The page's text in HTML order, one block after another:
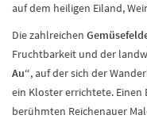
auf dem heiligen Eiland,
Die zahlreichen
Fruchtbarkeit und der
Au“, auf der sich der
ein Kloster errichtete.
berühmten Reichenauer